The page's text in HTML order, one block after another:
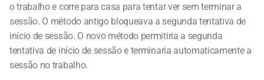
o trabalho e corre para casa para tentar ver sem terminar a
sessão. O método antigo bloqueava a segunda tentativa de
início de sessão. O novo método permitiria a segunda
tentativa de início de sessão e terminaria automaticamente a
sessão no trabalho.